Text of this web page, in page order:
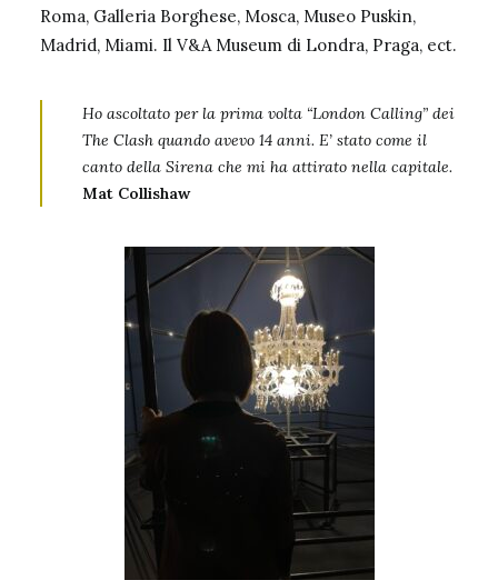
Roma, Galleria Borghese, Mosca, Museo Puskin,
Madrid, Miami. Il V&A Museum di Londra, Praga, ect.
Ho ascoltato per la prima volta “London Calling” dei
The Clash quando avevo 14 anni. E’ stato come il
canto della Sirena che mi ha attirato nella capitale.
Mat Collishaw